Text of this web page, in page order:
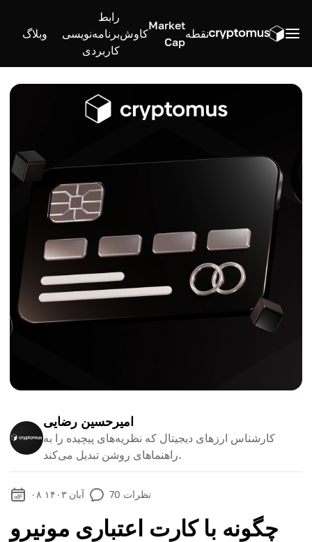
نقطه
Market
Cap
کاوش
رابط
برنامه‌نویسی
کاربردی
وبلاگ
امیرحسین رضایی
کارشناس ارزهای دیجیتال که نظریه‌های پیچیده را به
راهنماهای روشن تبدیل می‌کند.
۰۸ آبان ۱۴۰۳ 70 نظرات
چگونه با کارت اعتباری مونیرو